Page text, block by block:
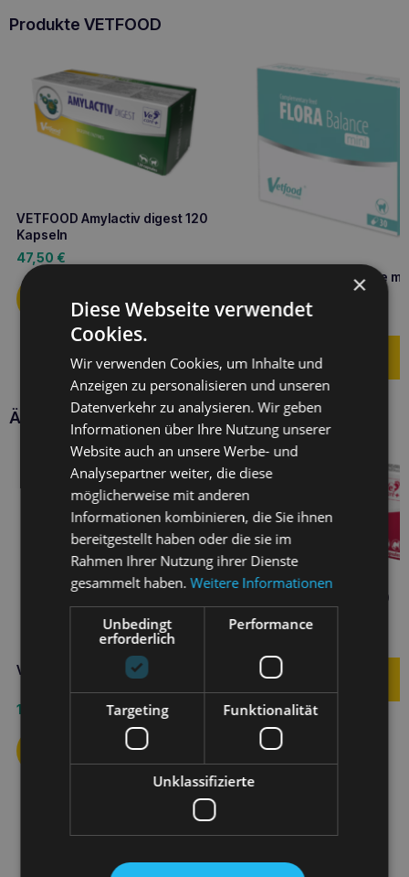
Produkte VETFOOD
VETFOOD Amylactiv digest 120
Kapseln
47,50 €
VETFOOD Flora Balance
12,10€
Ähnliche Produkte
VETFOOD Fiberactiv 250g
19,20
VETFOOD DERMActiv 60
Tabletten
×
Diese Webseite verwendet
Cookies.
Wir verwenden Cookies, um Inhalte und
Anzeigen zu personalisieren und unseren
Datenverkehr zu analysieren. Wir geben
Informationen über Ihre Nutzung unserer
Website auch an unsere Werbe- und
Analysepartner weiter, die diese
möglicherweise mit anderen
Informationen kombinieren, die Sie ihnen
bereitgestellt haben oder die sie im
Rahmen Ihrer Nutzung ihrer Dienste
gesammelt haben.Weitere Informationen
Unbedingt
erforderlich
Performance
Targeting Funktionalität
Unklassifizierte